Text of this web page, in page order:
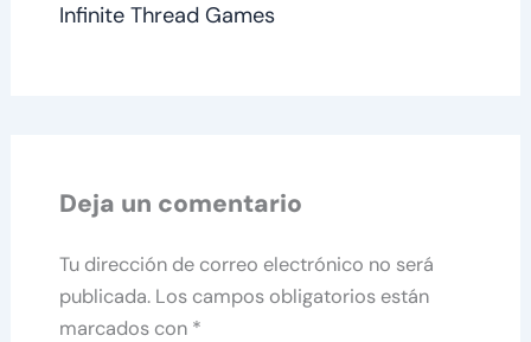
Infinite Thread Games
Deja un comentario
Tu dirección de correo electrónico no será
publicada. Los campos obligatorios están
marcados con *